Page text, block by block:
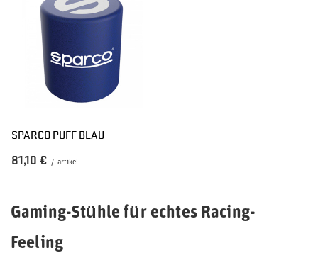
SPARCO PUFF BLAU
81,10 € / artikel
Gaming-Stühle für echtes Racing-
Feeling